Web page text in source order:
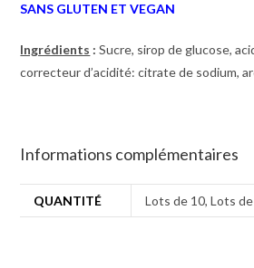
SANS GLUTEN ET VEGAN
Ingrédients : Sucre, sirop de glucose,
correcteur d’acidité: citrate de sodium,
Informations complémentaires
QUANTITÉ Lots de 10, Lots